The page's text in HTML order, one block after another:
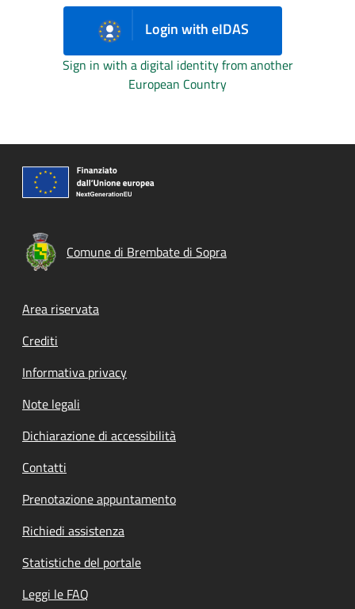
Login with eIDAS
Sign in with a digital identity from another
European Country
Comune di Brembate di Sopra
Footer menu
Area riservata
Crediti
Informativa privacy
Note legali
Dichiarazione di accessibilità
Contatti
Prenotazione appuntamento
Richiedi assistenza
Statistiche del portale
Leggi le FAQ